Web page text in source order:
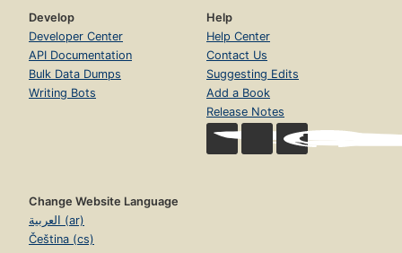
Develop
Developer Center
API Documentation
Bulk Data Dumps
Writing Bots
Help
Help Center
Contact Us
Suggesting Edits
Add a Book
Release Notes
Change Website Language
العربية (ar)
Čeština (cs)